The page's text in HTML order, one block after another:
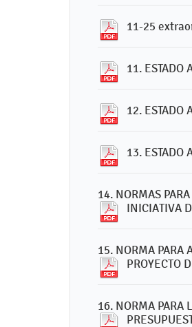
11-25
11. ESTADO
12. ESTADO
13. ESTADO
14. NORMAS
INICIATIVA
15. NORMA PARA
PROYECTO
16. NORMA PARA